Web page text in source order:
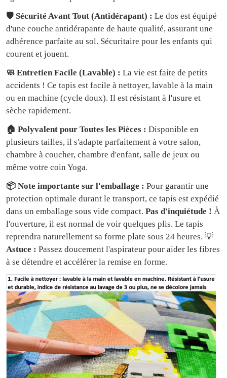
🛡️ Sécurité Avant Tout (Antidérapant) : Le dos est équipé
d'une couche antidérapante de haute qualité, assurant une
adhérence parfaite au sol. Sécuritaire pour les enfants qui
courent et jouent.
🧼 Entretien Facile (Lavable) : La vie est faite de petits
accidents ! Ce tapis est facile à nettoyer, lavable à la main
ou en machine (cycle doux). Il est résistant à l'usure et
sèche rapidement.
🏠 Polyvalent pour Toutes les Pièces : Disponible en
plusieurs tailles, il s'adapte parfaitement à votre salon,
chambre à coucher, chambre d'enfant, salle de jeux ou
même votre coin Yoga.
📦 Note importante sur l'emballage : Pour garantir une
protection optimale durant le transport, ce tapis est expédié
dans un emballage sous vide compact. Pas d'inquiétude ! À
l'ouverture, il est normal de voir quelques plis. Le tapis
reprendra naturellement sa forme plate sous 24 heures. 💡
Astuce : Passez doucement l'aspirateur pour aider les fibres
à se détendre et accélérer la remise en forme.